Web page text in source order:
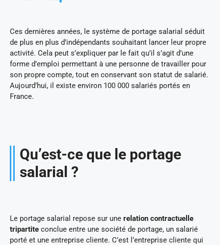
Ces dernières années, le système de portage salarial séduit
de plus en plus d’indépendants souhaitant lancer leur propre
activité. Cela peut s’expliquer par le fait qu’il s’agit d’une
forme d’emploi permettant à une personne de travailler pour
son propre compte, tout en conservant son statut de salarié.
Aujourd’hui, il existe environ 100 000 salariés portés en
France.
Qu’est-ce que le portage
salarial ?
Le portage salarial repose sur une relation contractuelle
tripartite conclue entre une société de portage, un salarié
porté et une entreprise cliente. C’est l’entreprise cliente qui